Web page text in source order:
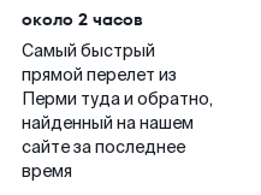
около 2 часов
Самый быстрый
прямой перелет из
Перми туда и обратно,
найденный на нашем
сайте за последнее
время